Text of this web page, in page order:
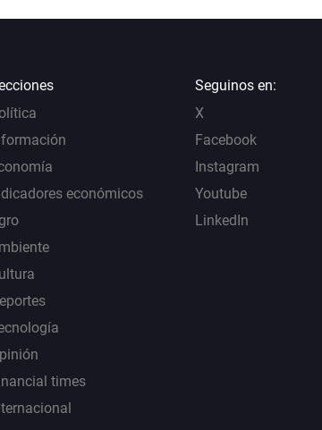
económicos
times
Seguinos en:
X
Facebook
Instagram
Youtube
LinkedIn